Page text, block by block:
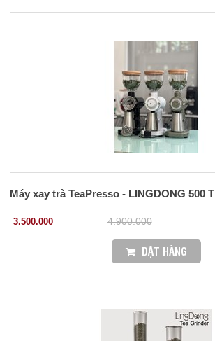
Máy xay trà TeaPresso - LINGDONG 500 T
3.500.000 4.900.000
ĐẶT HÀNG